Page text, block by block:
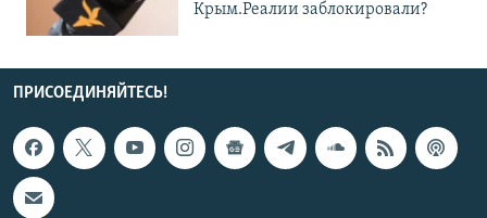
Крым.Реалии заблокировали?
ПРИСОЕДИНЯЙТЕСЬ!